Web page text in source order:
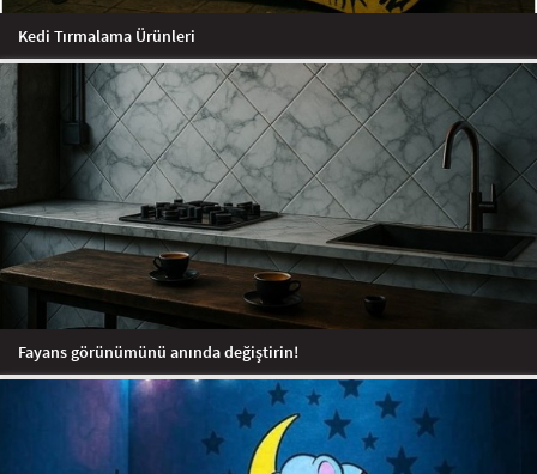
Kedi Tırmalama Ürünleri
Fayans görünümünü anında değiştirin!